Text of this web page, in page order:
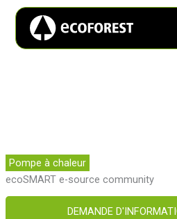
Pompe à chaleur
ecoSMART e-source community
DEMANDE